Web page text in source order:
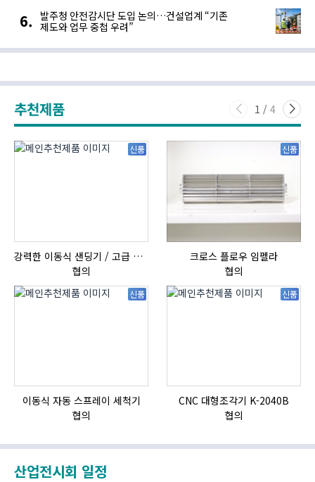
발주청 안전감시단 도입 논의…건설업계 “기존
제도와 업무 중첩 우려”
추천제품 1 / 4
신품
강력한 이동식 샌딩기 / 고급 이태리 IBIX샌드블라스터
협의
신품
크로스 플로우 임펠라
협의
신품
이동식 자동 스프레이 세척기
협의
신품
CNC 대형조각기 K-2040B
협의
산업전시회 일정